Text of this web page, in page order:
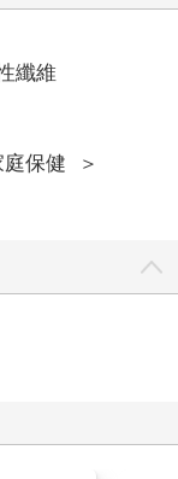
纖維
庭保健
＞